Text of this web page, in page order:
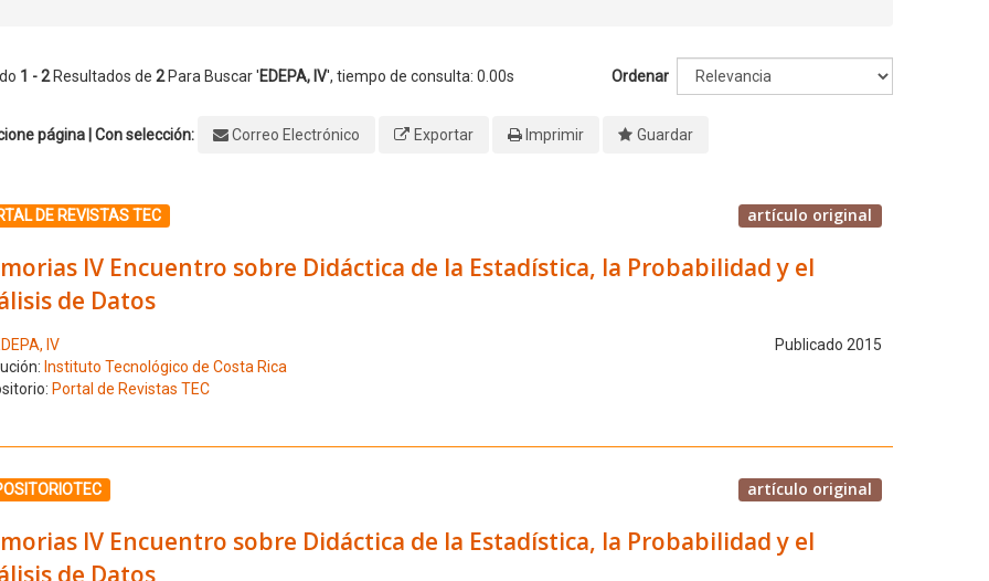
1 - 2Resultados de 2Para Buscar 'EDEPA, IV', tiempo de consulta: 0.00s Ordenar
página | Con selección: Correo Electrónico Exportar Imprimir Guardar
el número de resultado 1
DE REVISTAS TEC artículo original
IV Encuentro sobre Didáctica de la Estadística, la Probabilidad y el
de Datos
IV
Publicado 2015
Instituto Tecnológico de Costa Rica
Portal de Revistas TEC
el número de resultado 2 artículo original
IV Encuentro sobre Didáctica de la Estadística, la Probabilidad y el
de Datos